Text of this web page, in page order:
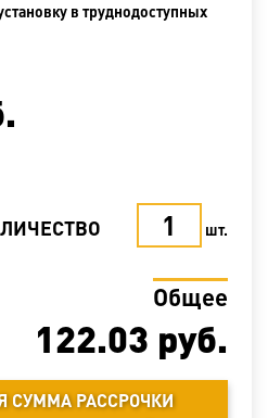
в труднодоступных
шт.
Общее
122.03 руб.
СУММА РАССРОЧКИ